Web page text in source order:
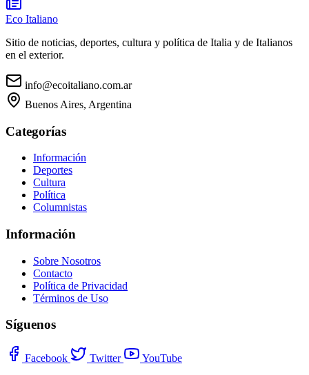
Eco Italiano
Sitio de noticias, deportes, cultura y política de Italia y de Italianos
en el exterior.
info@ecoitaliano.com.ar
Buenos Aires, Argentina
Categorías
Información
Deportes
Cultura
Política
Columnistas
Información
Sobre Nosotros
Contacto
Política de Privacidad
Términos de Uso
Síguenos
Facebook Twitter
YouTube